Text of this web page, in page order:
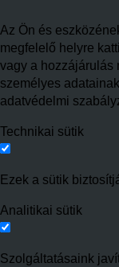
Az Ön és
megfelelő helyre
vagy a hozzájárulás
személyes
adatvédelmi
Technikai sütik
Ezek a sütik
Analitikai sütik
Szolgáltatásaink